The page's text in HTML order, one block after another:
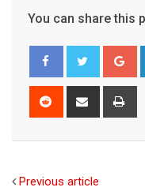
You can share this
Reddit
Share
Previous article